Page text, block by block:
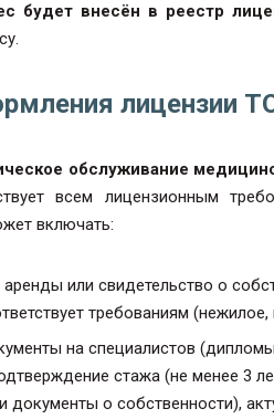
будет внесён в реестр
лицензии
обслуживание
всем лицензионным
включать:
или свидетельство о
требованиям (нежилое,
на специалистов
стажа (не менее 3
документы о собственности),